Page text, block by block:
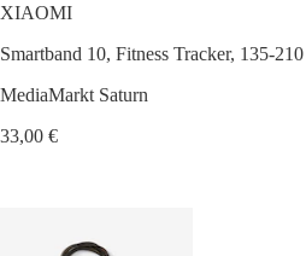
XIAOMI
Smartband 10, Fitness Tracker, 135-
MediaMarkt Saturn
33,00 €